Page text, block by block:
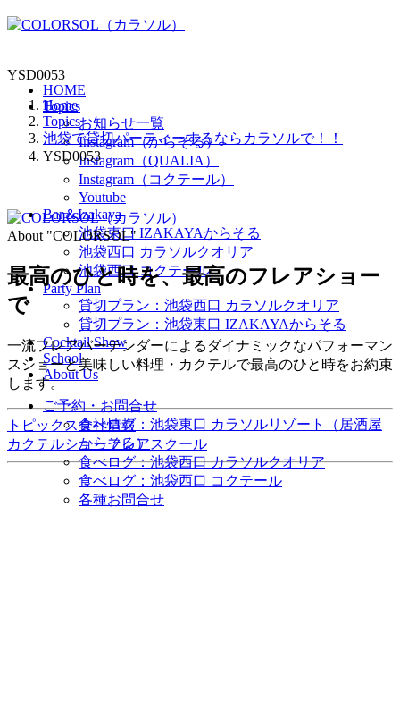
HOME
Topics
お知らせ一覧
Instagram（からそる）
Instagram（QUALIA）
Instagram（コクテール）
Youtube
Bar＆Izakaya
池袋東口 IZAKAYAからそる
池袋西口 カラソルクオリア
池袋西口 コクテール
Party Plan
貸切プラン：池袋西口 カラソルクオリア
貸切プラン：池袋東口 IZAKAYAからそる
Cocktail Show
School
About Us
ご予約・お問合せ
食べログ：池袋東口 カラソルリゾート（居酒屋
からそる）
食べログ：池袋西口 カラソルクオリア
食べログ：池袋西口 コクテール
各種お問合せ
YSD0053
Home
Topics
池袋で貸切パーティーするならカラソルで！！
YSD0053
About "COLORSOL"
最高のひと時を、最高のフレアショー
で
一流フレアバーテンダーによるダイナミックなパフォーマン
スショーと美味しい料理・カクテルで最高のひと時をお約束
します。
トピックス会社情報
カクテルショーフレアスクール